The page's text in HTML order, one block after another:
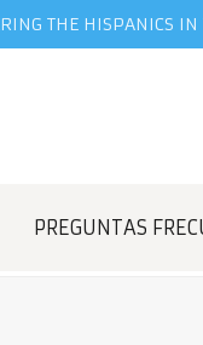
THE HISPANICS IN
PREGUNTAS